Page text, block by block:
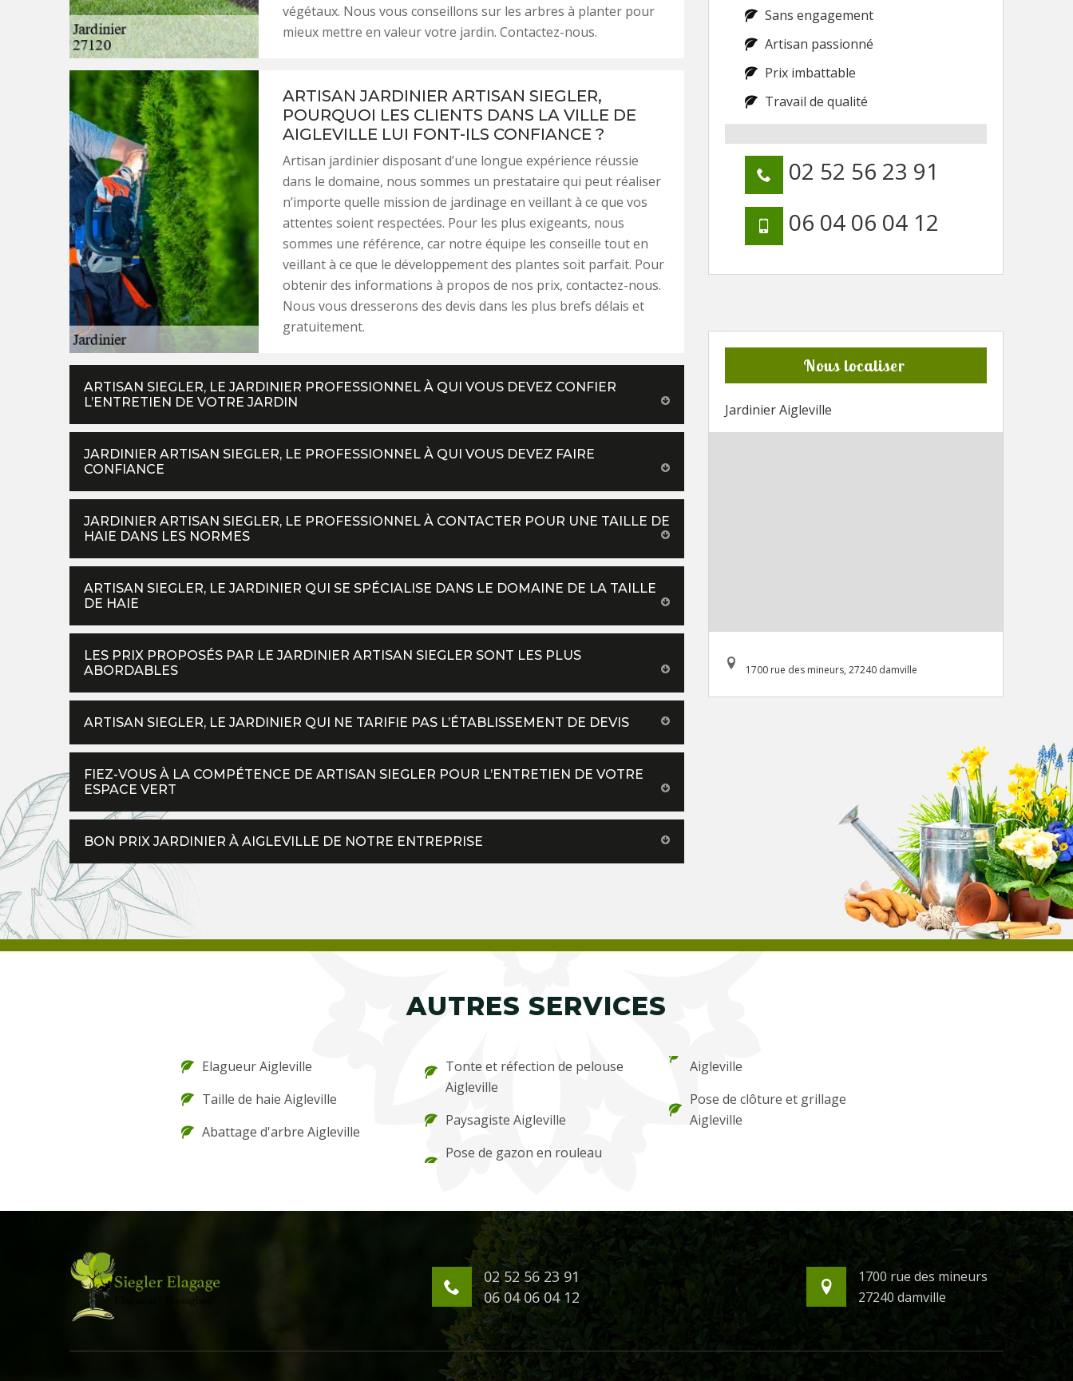
végétaux. Nous vous conseillons sur les arbres à planter pour
mieux mettre en valeur votre jardin. Contactez-nous.
ARTISAN JARDINIER ARTISAN SIEGLER,
POURQUOI LES CLIENTS DANS LA VILLE DE
AIGLEVILLE LUI FONT-ILS CONFIANCE ?
Artisan jardinier disposant d’une longue expérience réussie
dans le domaine, nous sommes un prestataire qui peut réaliser
n’importe quelle mission de jardinage en veillant à ce que vos
attentes soient respectées. Pour les plus exigeants, nous
sommes une référence, car notre équipe les conseille tout en
veillant à ce que le développement des plantes soit parfait. Pour
obtenir des informations à propos de nos prix, contactez-nous.
Nous vous dresserons des devis dans les plus brefs délais et
gratuitement.
ARTISAN SIEGLER, LE JARDINIER PROFESSIONNEL À QUI VOUS DEVEZ CONFIER
L’ENTRETIEN DE VOTRE JARDIN
JARDINIER ARTISAN SIEGLER, LE PROFESSIONNEL À QUI VOUS DEVEZ FAIRE
CONFIANCE
JARDINIER ARTISAN SIEGLER, LE PROFESSIONNEL À CONTACTER POUR UNE TAILLE DE
HAIE DANS LES NORMES
ARTISAN SIEGLER, LE JARDINIER QUI SE SPÉCIALISE DANS LE DOMAINE DE LA TAILLE
DE HAIE
LES PRIX PROPOSÉS PAR LE JARDINIER ARTISAN SIEGLER SONT LES PLUS
ABORDABLES
ARTISAN SIEGLER, LE JARDINIER QUI NE TARIFIE PAS L’ÉTABLISSEMENT DE DEVIS
FIEZ-VOUS À LA COMPÉTENCE DE ARTISAN SIEGLER POUR L’ENTRETIEN DE VOTRE
ESPACE VERT
BON PRIX JARDINIER À AIGLEVILLE DE NOTRE ENTREPRISE
Sans engagement
Artisan passionné
Prix imbattable
Travail de qualité
02 52 56 23 91
06 04 06 04 12
Nous localiser
Jardinier Aigleville
1700 rue des mineurs, 27240 damville
AUTRES SERVICES
Elagueur Aigleville
Taille de haie Aigleville
Abattage d'arbre Aigleville
Tonte et réfection de pelouse
Aigleville
Paysagiste Aigleville
Pose de gazon en rouleau
Aigleville
Pose de clôture et grillage
Aigleville
02 52 56 23 91
06 04 06 04 12
1700 rue des mineurs
27240 damville